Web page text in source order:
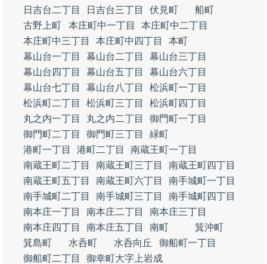
日吉台二丁目
日吉台三丁目 伏見町
船町
古野上町
本庄町中一丁目
本庄町中二丁目
本庄町中三丁目
本庄町中四丁目
本町
幕山台一丁目
幕山台二丁目
幕山台三丁目
幕山台四丁目
幕山台五丁目
幕山台六丁目
幕山台七丁目
幕山台八丁目
松浜町一丁目
松浜町二丁目
松浜町三丁目
松浜町四丁目
丸之内一丁目
丸之内二丁目
御門町一丁目
御門町二丁目
御門町三丁目
緑町
港町一丁目
港町二丁目
南蔵王町一丁目
南蔵王町二丁目
南蔵王町三丁目
南蔵王町四丁目
南蔵王町五丁目
南蔵王町六丁目
南手城町一丁目
南手城町二丁目
南手城町三丁目
南手城町四丁目
南本庄一丁目
南本庄二丁目
南本庄三丁目
南本庄四丁目
南本庄五丁目 南町
箕沖町
箕島町
水呑町 水呑向丘
御船町一丁目
御船町二丁目
御幸町大字上岩成